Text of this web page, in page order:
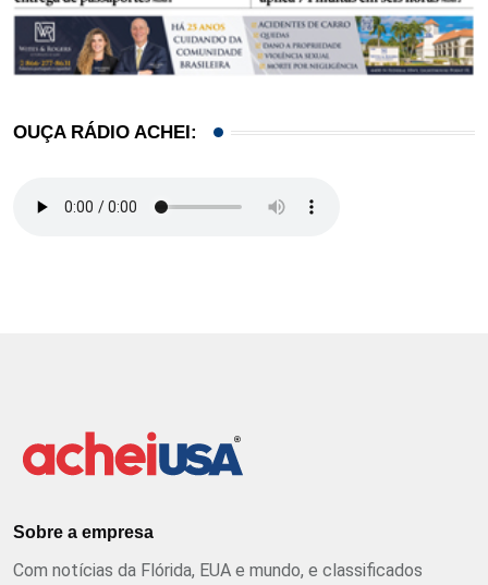
OUÇA RÁDIO ACHEI:
Sobre a empresa
Com notícias da Flórida, EUA e mundo, e classificados